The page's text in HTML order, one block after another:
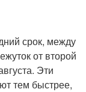
срок, между
от второй
Эти
тем быстрее,